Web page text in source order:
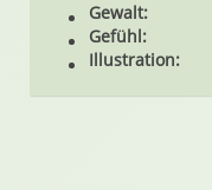
Gewalt:
Gefühl:
Illustration: